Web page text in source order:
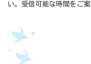
い。受信可能な時間をご